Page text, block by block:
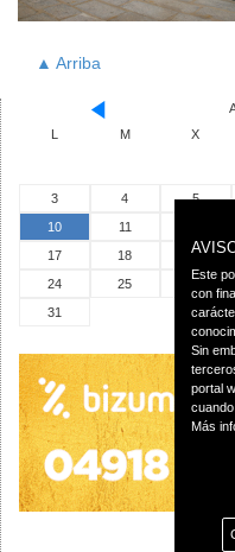
▲ Arriba
M X
3
4 5
10
11
17
18 19
24
25
31
Este
con
Sin
portal
Más